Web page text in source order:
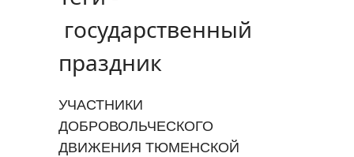
государственный
праздник
УЧАСТНИКИ
ДОБРОВОЛЬЧЕСКОГО
ДВИЖЕНИЯ ТЮМЕНСКОЙ